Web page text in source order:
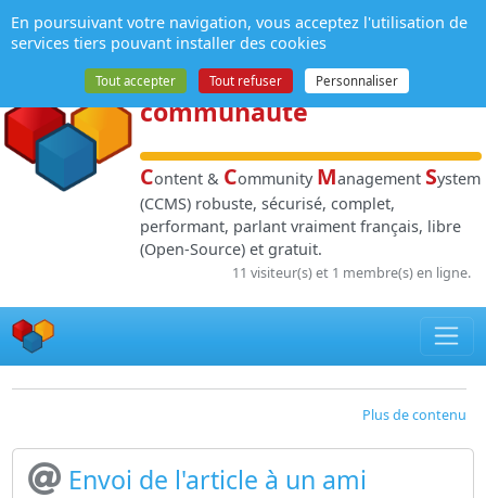
NPDS:Gestion de
contenuet de
communauté
Content & Community Management System
(CCMS) robuste, sécurisé, complet,
performant, parlant vraiment français, libre
(Open-Source) et gratuit.
11 visiteur(s) et 1 membre(s) en ligne.
Plus de contenu
Envoi de l'article à un ami
Panneau de gestion des cookies
En poursuivant votre navigation, vous acceptez l'utilisation de
services tiers pouvant installer des cookies
Tout accepter Tout refuser Personnaliser